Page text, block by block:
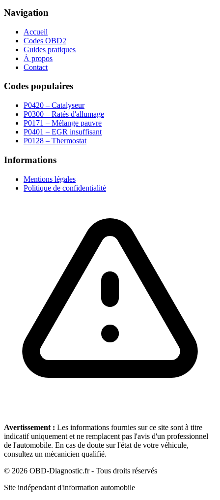
Navigation
Accueil
Codes OBD2
Guides pratiques
À propos
Contact
Codes populaires
P0420 – Catalyseur
P0300 – Ratés d'allumage
P0171 – Mélange pauvre
P0401 – EGR insuffisant
P0128 – Thermostat
Informations
Mentions légales
Politique de confidentialité
Avertissement : Les informations fournies sur ce site sont à titre
indicatif uniquement et ne remplacent pas l'avis d'un professionnel
de l'automobile. En cas de doute sur l'état de votre véhicule,
consultez un mécanicien qualifié.
© 2026 OBD-Diagnostic.fr - Tous droits réservés
Site indépendant d'information automobile